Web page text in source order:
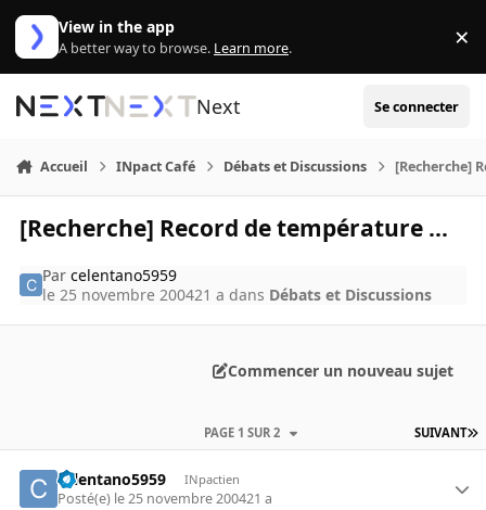
Aller au contenu
View in the app
A better way to browse. Learn more. ×
Next Se connecter
Accueil INpact Café Débats et Discussions [Recherche]
[Recherche] Record de température ...
Parcelentano5959
le 25 novembre 200421 a dans Débats et Discussions
Commencer un nouveau sujet
SUIVANT
PAGE 1 SUR 2
celentano5959 INpactien
Posté(e) le 25 novembre 200421 a